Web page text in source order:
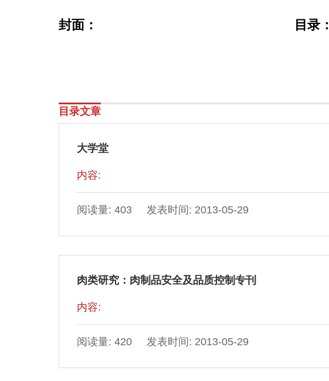
封面： 目录：
目录文章
大学堂
内容:
阅读量: 403 发表时间: 2013-05-29
肉类研究：肉制品安全及品质控制专刊
内容:
阅读量: 420 发表时间: 2013-05-29